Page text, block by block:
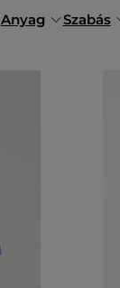
Anyag Szabás